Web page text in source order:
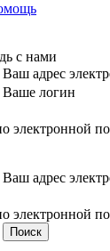
с нами
Ваш адрес
Ваше логин
электронной
Ваш адрес
электронной